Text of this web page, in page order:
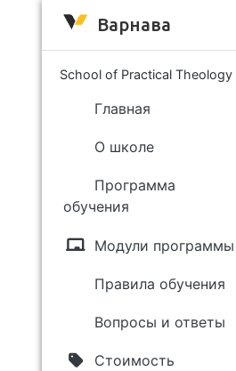
Варнава
School of Practical Theology
Главная
О школе
Программа
обучения
Модули программы
Правила обучения
Вопросы и ответы
Стоимость